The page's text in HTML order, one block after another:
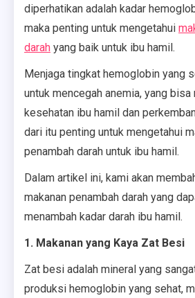
diperhatikan adalah kadar
maka penting untuk mengetahui
darah yang baik untuk ibu hamil.
Menjaga tingkat hemoglobin yang
untuk mencegah anemia, yang bisa
kesehatan ibu hamil dan
dari itu penting untuk mengetahui
penambah darah untuk ibu hamil.
Dalam artikel ini, kami akan
makanan penambah darah yang
menambah kadar darah ibu hamil.
1. Makanan yang Kaya Zat Besi
Zat besi adalah mineral yang
produksi hemoglobin yang sehat,